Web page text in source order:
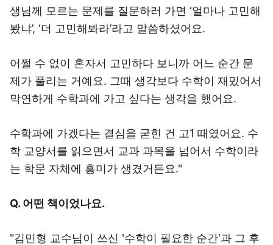
생님께 모르는 문제를 질문하러 가면 ‘얼마나 고민해
봤냐’, ‘더 고민해봐라’라고 말씀하셨어요.
어쩔 수 없이 혼자서 고민하다 보니까 어느 순간 문
제가 풀리는 거예요. 그때 생각보다 수학이 재밌어서
막연하게 수학과에 가고 싶다는 생각을 했어요.
수학과에 가겠다는 결심을 굳힌 건 고1 때였어요. 수
학 교양서를 읽으면서 교과 과목을 넘어서 수학이라
는 학문 자체에 흥미가 생겼거든요."
Q. 어떤 책이었나요.
"김민형 교수님이 쓰신 '수학이 필요한 순간'과 그 후